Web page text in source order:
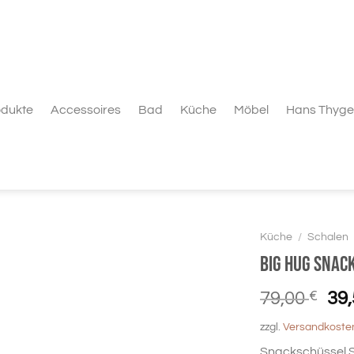
Accessoires Bad Küche Möbel Hans
Küche / Schalen
BIG HUG
79,00€
zzgl.